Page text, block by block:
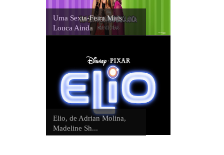
Uma Sexta-Feira Mais
Louca Ainda
Elio, de Adrian Molina,
Madeline Sh...